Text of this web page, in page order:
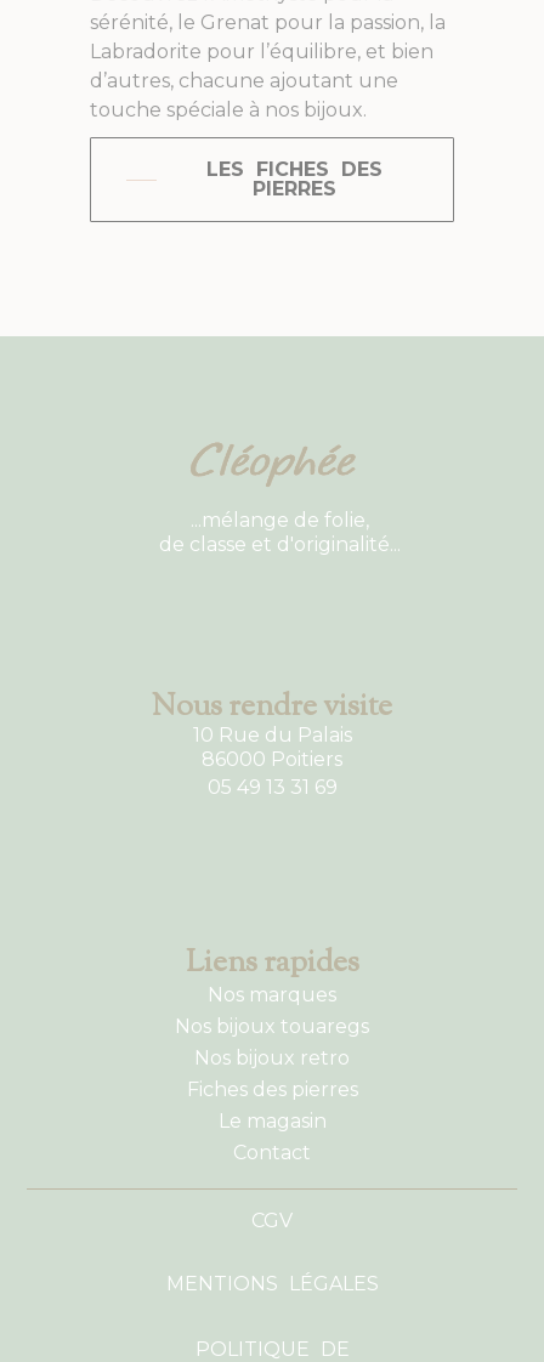
sérénité, le Grenat pour la passion, la
Labradorite pour l’équilibre, et bien
d’autres, chacune ajoutant une
touche spéciale à nos bijoux.
LES FICHES DES
PIERRES
...mélange de folie,
de classe et d'originalité...
Nous rendre visite
10 Rue du Palais
86000 Poitiers
05 49 13 31 69
Liens rapides
Nos marques
Nos bijoux touaregs
Nos bijoux retro
Fiches des pierres
Le magasin
Contact
CGV
MENTIONS LÉGALES
POLITIQUE DE